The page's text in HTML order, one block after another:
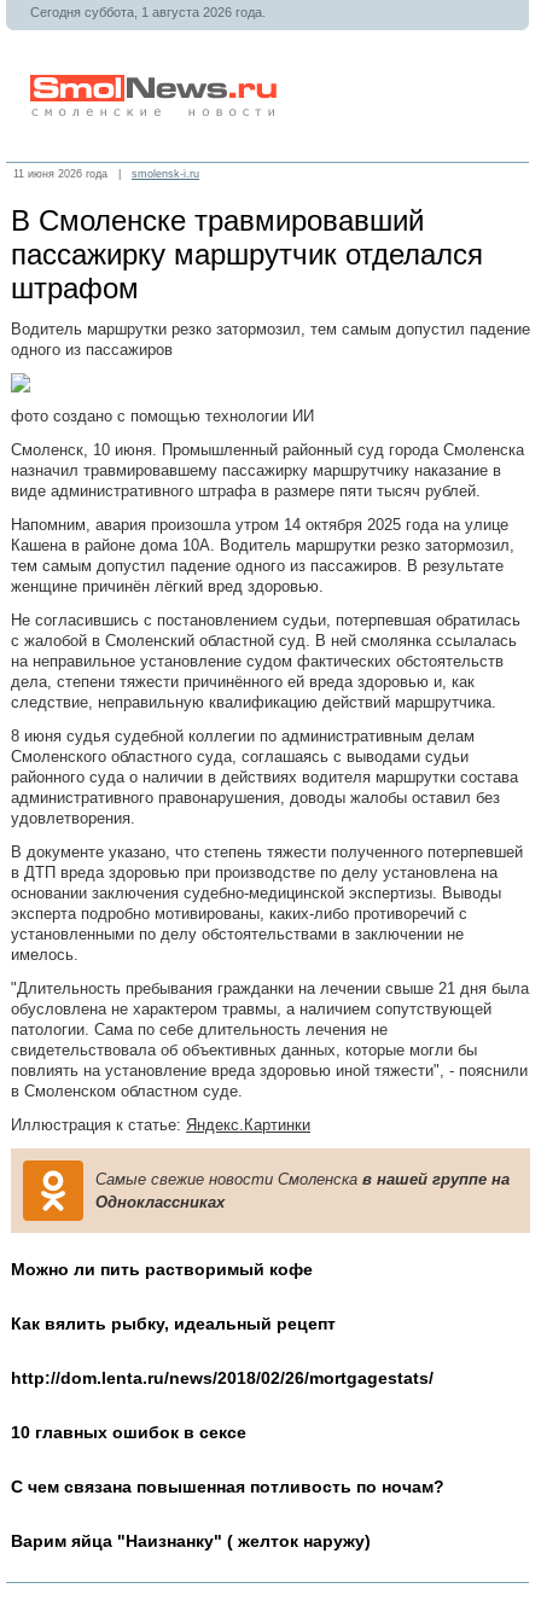
Сегодня суббота, 1 августа 2026 года.
11 июня 2026 года | smolensk-i.ru
В Смоленске травмировавший
пассажирку маршрутчик отделался
штрафом
Водитель маршрутки резко затормозил, тем самым допустил падение
одного из пассажиров
фото создано с помощью технологии ИИ
Смоленск, 10 июня. Промышленный районный суд города Смоленска
назначил травмировавшему пассажирку маршрутчику наказание в
виде административного штрафа в размере пяти тысяч рублей.
Напомним, авария произошла утром 14 октября 2025 года на улице
Кашена в районе дома 10А. Водитель маршрутки резко затормозил,
тем самым допустил падение одного из пассажиров. В результате
женщине причинён лёгкий вред здоровью.
Не согласившись с постановлением судьи, потерпевшая обратилась
с жалобой в Смоленский областной суд. В ней смолянка ссылалась
на неправильное установление судом фактических обстоятельств
дела, степени тяжести причинённого ей вреда здоровью и, как
следствие, неправильную квалификацию действий маршрутчика.
8 июня судья судебной коллегии по административным делам
Смоленского областного суда, соглашаясь с выводами судьи
районного суда о наличии в действиях водителя маршрутки состава
административного правонарушения, доводы жалобы оставил без
удовлетворения.
В документе указано, что степень тяжести полученного потерпевшей
в ДТП вреда здоровью при производстве по делу установлена на
основании заключения судебно-медицинской экспертизы. Выводы
эксперта подробно мотивированы, каких-либо противоречий с
установленными по делу обстоятельствами в заключении не
имелось.
"Длительность пребывания гражданки на лечении свыше 21 дня была
обусловлена не характером травмы, а наличием сопутствующей
патологии. Сама по себе длительность лечения не
свидетельствовала об объективных данных, которые могли бы
повлиять на установление вреда здоровью иной тяжести", - пояснили
в Смоленском областном суде.
Иллюстрация к статье: Яндекс.Картинки
Самые свежие новости Смоленска в нашей группе на
Одноклассниках
Можно ли пить растворимый кофе
Как вялить рыбку, идеальный рецепт
http://dom.lenta.ru/news/2018/02/26/mortgagestats/
10 главных ошибок в сексе
С чем связана повышенная потливость по ночам?
Варим яйца "Наизнанку" ( желток наружу)